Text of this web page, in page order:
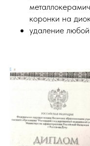
коронки на
удаление